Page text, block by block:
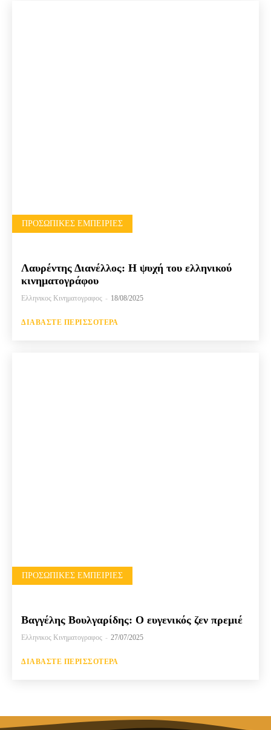
ΠΡΟΣΩΠΙΚΈΣ ΕΜΠΕΙΡΊΕΣ
Λαυρέντης Διανέλλος: Η ψυχή του ελληνικού
κινηματογράφου
Ελληνικος Κινηματογραφος - 18/08/2025
ΔΙΑΒΆΣΤΕ ΠΕΡΙΣΣΌΤΕΡΑ
ΠΡΟΣΩΠΙΚΈΣ ΕΜΠΕΙΡΊΕΣ
Βαγγέλης Βουλγαρίδης: Ο ευγενικός ζεν πρεμιέ
Ελληνικος Κινηματογραφος - 27/07/2025
ΔΙΑΒΆΣΤΕ ΠΕΡΙΣΣΌΤΕΡΑ